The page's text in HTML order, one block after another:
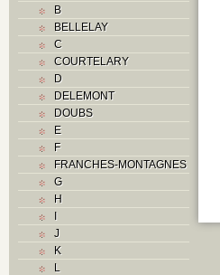
B
BELLELAY
C
COURTELARY
D
DELEMONT
DOUBS
E
F
FRANCHES-MONTAGNES
G
H
I
J
K
L